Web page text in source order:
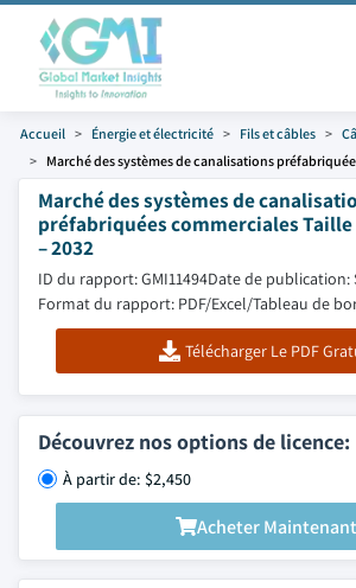
Accueil Énergie et électricité Fils et câbles
Marché des systèmes de canalisations
Marché des systèmes de
préfabriquées commerciales Taille
– 2032
ID du rapport: GMI11494Date de publication:
Format du rapport: PDF/Excel/Tableau de
Télécharger Le PDF
Découvrez nos options de licence:
À partir de: $2,450
Acheter Maintenant